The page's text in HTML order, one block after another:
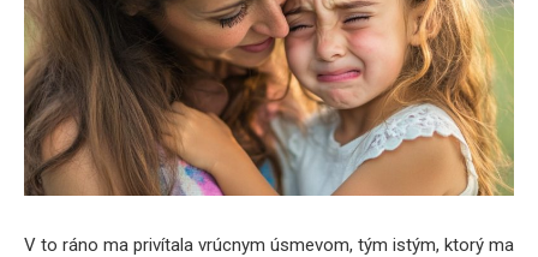
V to ráno ma privítala vrúcnym úsmevom, tým istým, ktorý ma